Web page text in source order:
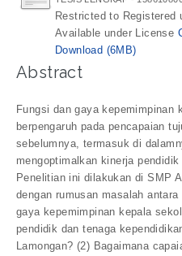
Restricted to Registered
Available under License
Download (6MB)
Abstract
Fungsi dan gaya kepemimpinan
berpengaruh pada pencapaian
sebelumnya, termasuk di
mengoptimalkan kinerja
Penelitian ini dilakukan di SMP
dengan rumusan masalah
gaya kepemimpinan kepala
pendidik dan tenaga
Lamongan? (2) Bagaimana